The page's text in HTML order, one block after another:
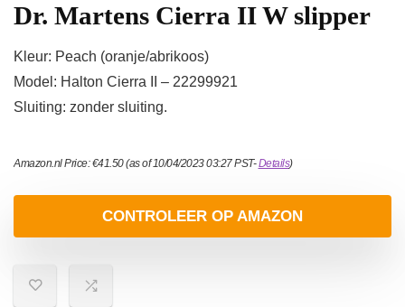
Dr. Martens Cierra II W slipper
Kleur: Peach (oranje/abrikoos)
Model: Halton Cierra II – 22299921
Sluiting: zonder sluiting.
Amazon.nl Price:€41.50(as of 10/04/2023 03:27 PST-Details)
CONTROLEER OP AMAZON